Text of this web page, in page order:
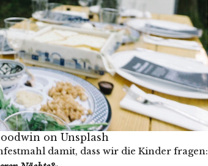
on Unsplash
damit, dass wir die Kinder fragen: